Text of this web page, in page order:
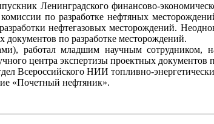
Ленинградского финансово-
по разработке нефтяных
нефтегазовых месторождений.
документов по разработке месторождений.
работал младшим научным сотрудником,
центра экспертизы проектных
Всероссийского НИИ топливно-
«Почетный нефтяник».